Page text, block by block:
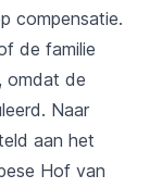
compensatie.
de familie
omdat de
Naar
aan het
Hof van